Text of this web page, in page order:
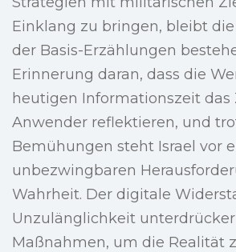
Einklang zu bringen, bleibt
der Basis-Erzählungen
Erinnerung daran, dass die
heutigen Informationszeit das
Anwender reflektieren, und
Bemühungen steht Israel vor
unbezwingbaren
Wahrheit. Der digitale
Unzulänglichkeit
Maßnahmen, um die Realität